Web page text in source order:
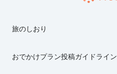
旅のしおり
おでかけプラン投稿ガイドライン